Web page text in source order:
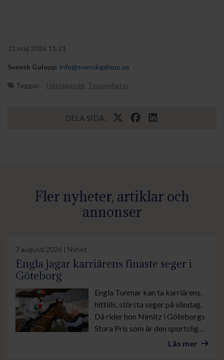
21 maj 2026 11:21
Svensk Galopp: info@svenskgalopp.se
Taggar: Hästägande Toppnyheter
DELA SIDA:
Fler nyheter, artiklar och
annonser
7 augusti 2026 | Nyhet
Engla jagar karriärens finaste seger i
Göteborg
Engla Tunmar kan ta karriärens,
hittills, största seger på söndag.
Då rider hon Nimitz i Göteborgs
Stora Pris som är den sportsliga
höjdpunkten under banans stora
Läs mer